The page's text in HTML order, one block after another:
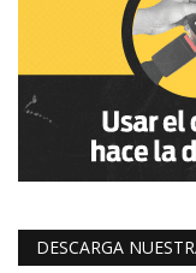
DESCARGA